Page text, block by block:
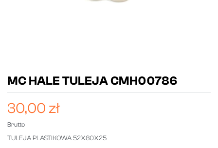
MC HALE TULEJA CMH00786
30,00 zł
Brutto
TULEJA PLASTIKOWA 52X80X25